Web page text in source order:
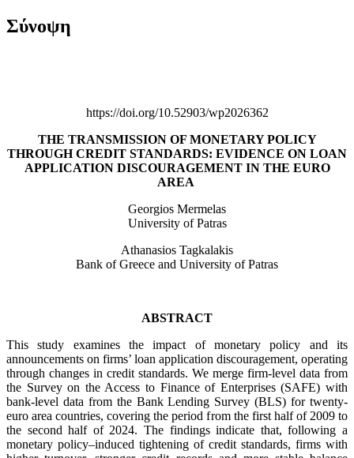
Σύνοψη
https://doi.org/10.52903/wp2026362
THE TRANSMISSION OF MONETARY POLICY
THROUGH CREDIT STANDARDS: EVIDENCE ON LOAN
APPLICATION DISCOURAGEMENT IN THE EURO
AREA
Georgios Mermelas
University of Patras
Athanasios Tagkalakis
Bank of Greece and University of Patras
ABSTRACT
This study examines the impact of monetary policy and its
announcements on firms’ loan application discouragement, operating
through changes in credit standards. We merge firm-level data from
the Survey on the Access to Finance of Enterprises (SAFE) with
bank-level data from the Bank Lending Survey (BLS) for twenty-
euro area countries, covering the period from the first half of 2009 to
the second half of 2024. The findings indicate that, following a
monetary policy–induced tightening of credit standards, firms with